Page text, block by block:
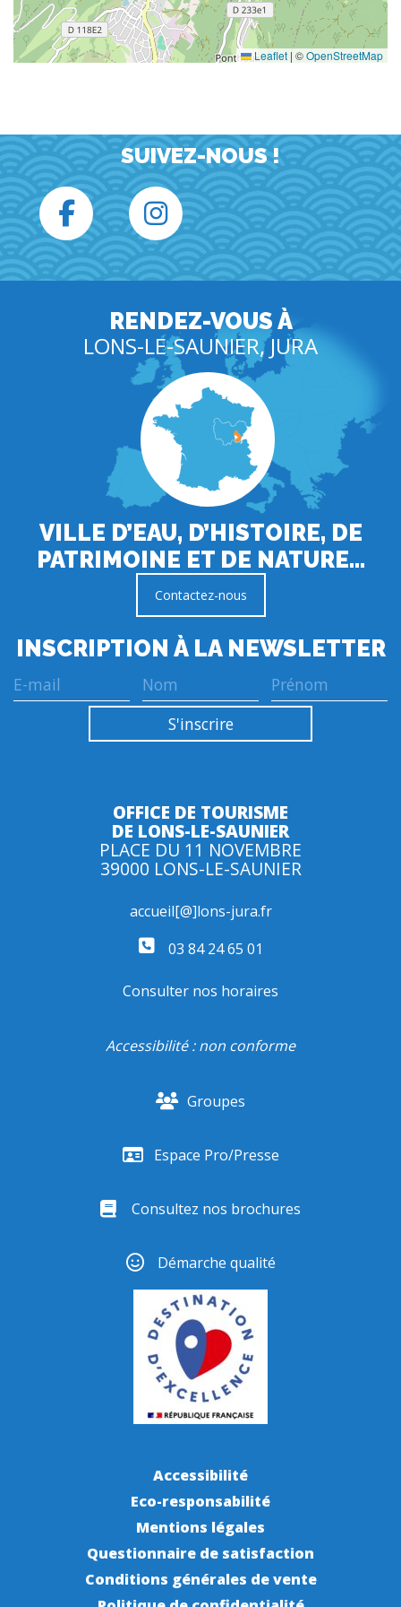
Leaflet | ©OpenStreetMap
SUIVEZ-NOUS !
RENDEZ-VOUS À
LONS-LE-SAUNIER, JURA
VILLE D’EAU, D’HISTOIRE, DE
PATRIMOINE ET DE NATURE…
Contactez-nous
INSCRIPTION À LA NEWSLETTER
OFFICE DE TOURISME
DE LONS-LE-SAUNIER
PLACE DU 11 NOVEMBRE
39000 LONS-LE-SAUNIER
accueil[@]lons-jura.fr
03 84 24 65 01
Consulter nos horaires
Accessibilité : non conforme
Groupes
Espace Pro/Presse
Consultez nos brochures
Démarche qualité
Accessibilité
Eco-responsabilité
Mentions légales
Questionnaire de satisfaction
Conditions générales de vente